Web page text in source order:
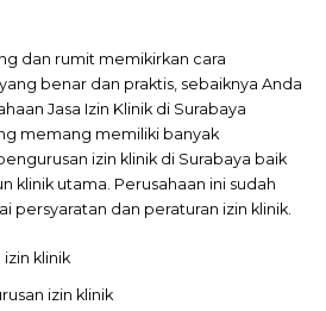
dan rumit memikirkan cara
benar dan praktis, sebaiknya Anda
Jasa Izin Klinik di Surabaya
memang memiliki banyak
izin klinik di Surabaya baik
klinik utama. Perusahaan ini sudah
persyaratan dan peraturan izin klinik.
izin klinik